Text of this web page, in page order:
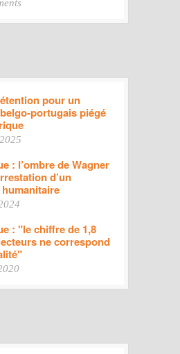
pour un
portugais piégé
: l’ombre de Wagner
d’un
: "le chiffre de 1,8
ne correspond